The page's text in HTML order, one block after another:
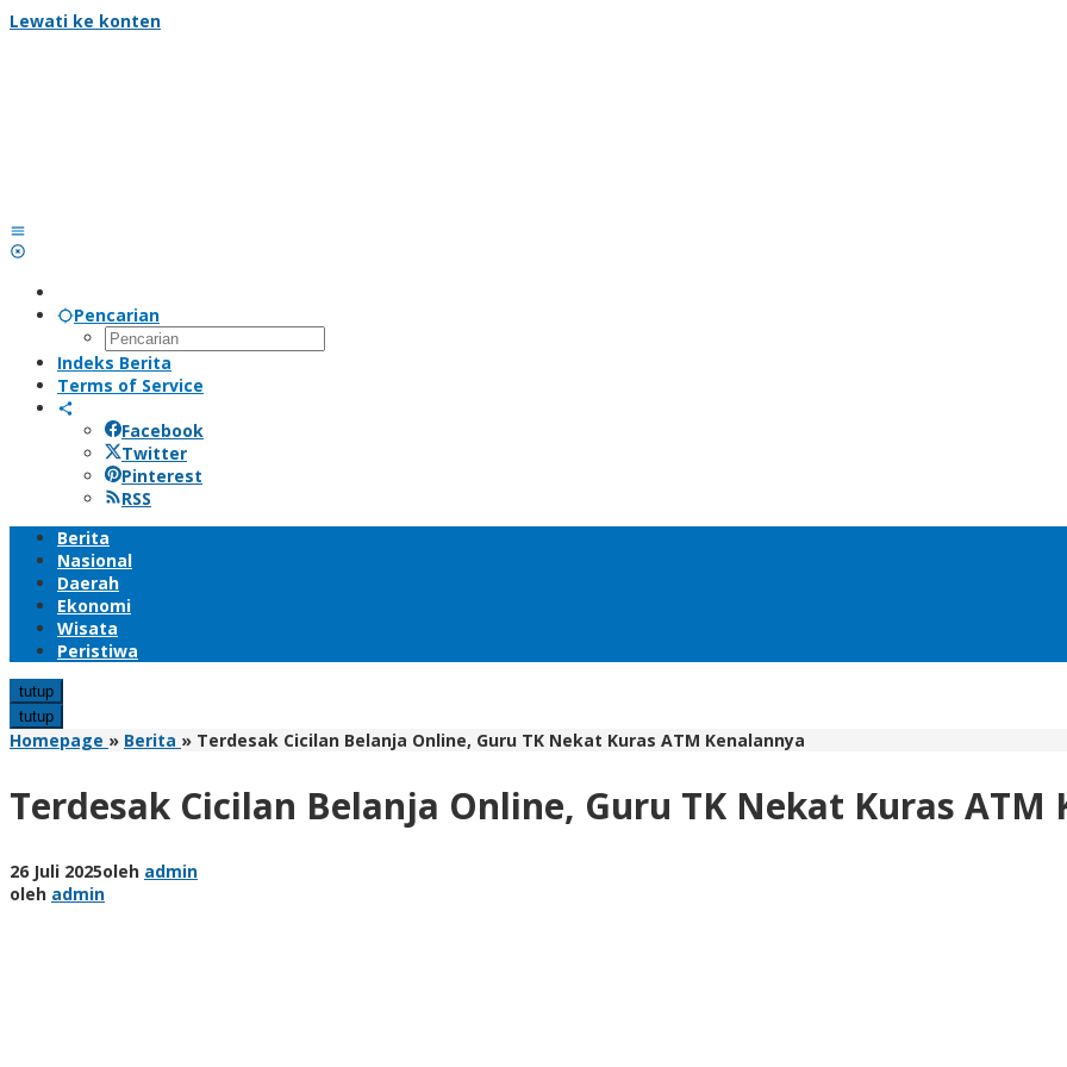
Lewati ke konten
Pencarian
Indeks Berita
Terms of Service
Facebook
Twitter
Pinterest
RSS
Berita
Nasional
Daerah
Ekonomi
Wisata
Peristiwa
tutup
tutup
Homepage » Berita » Terdesak Cicilan Belanja Online, Guru TK Nekat Kuras ATM Kenalannya
Terdesak Cicilan Belanja Online, Guru TK Nekat Kuras ATM
26 Juli 2025oleh admin
oleh admin